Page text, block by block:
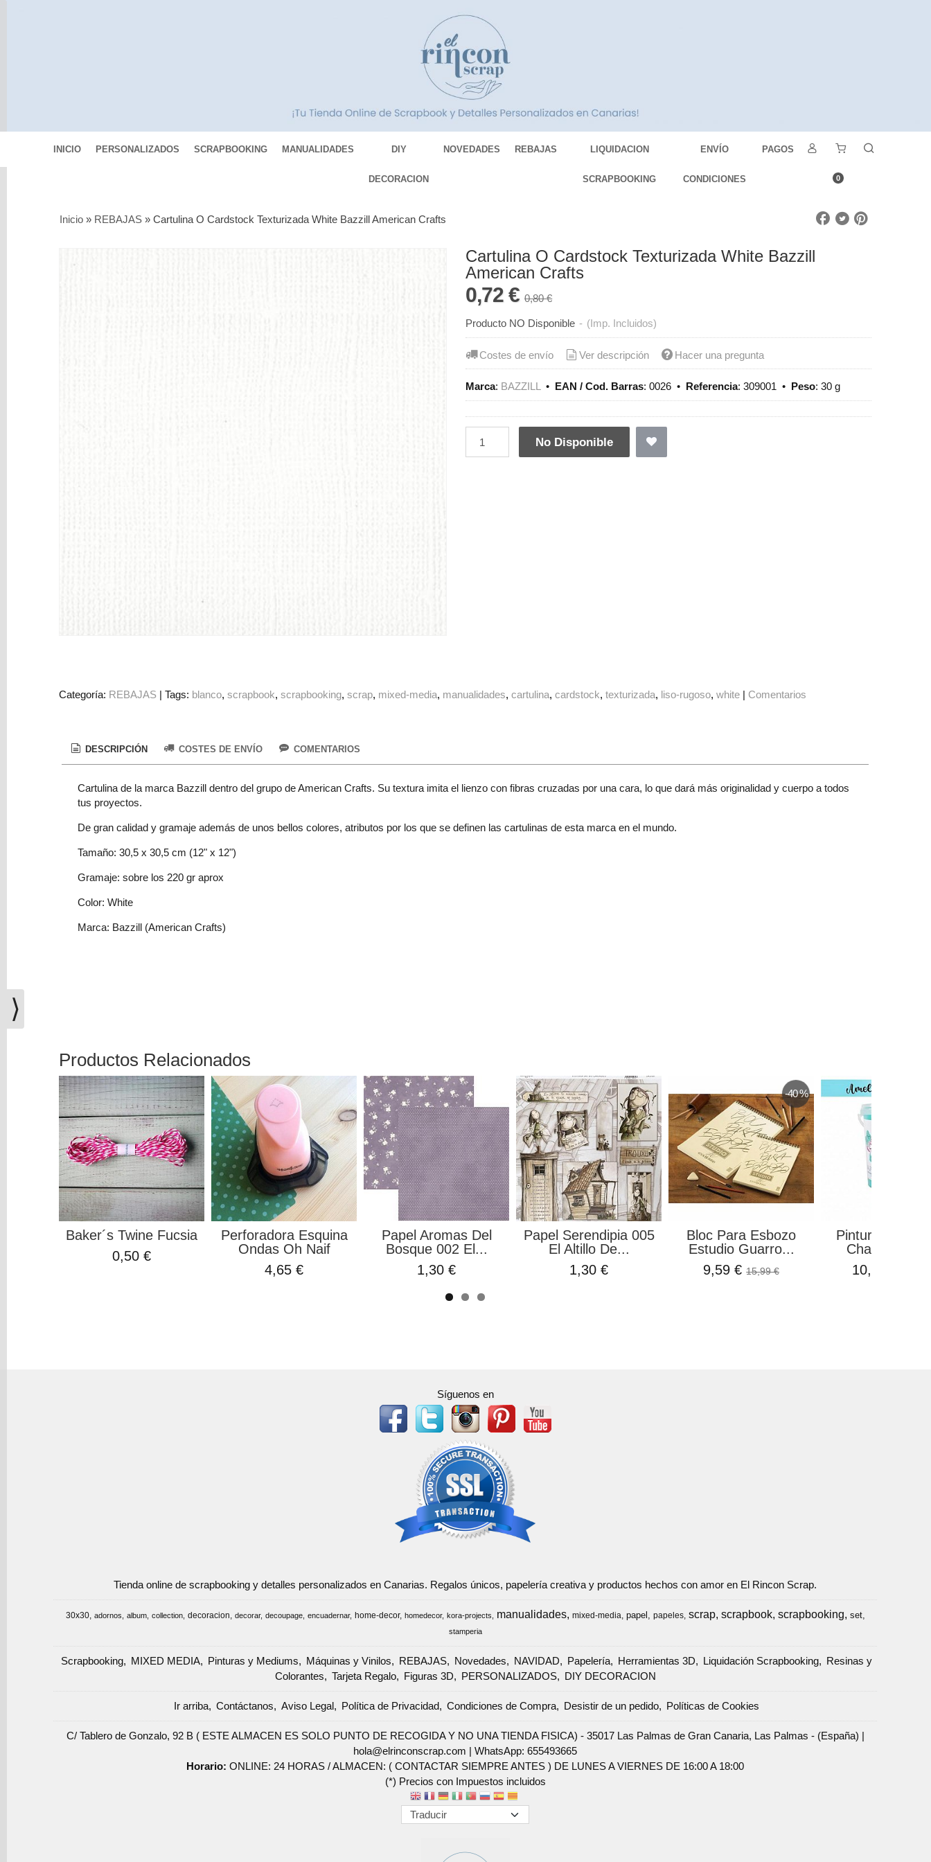
INICIO PERSONALIZADOS SCRAPBOOKING MANUALIDADES DIY
DECORACION
NOVEDADES REBAJAS LIQUIDACION
SCRAPBOOKING
ENVÍO
CONDICIONES
PAGOS
0
Figuras
Marcas
Carrito
vacío
Redes
Sociales
Instagram
Facebook
Youtube
Inicio » REBAJAS »Cartulina O Cardstock Texturizada White Bazzill American Crafts
Cartulina O Cardstock Texturizada White Bazzill
American Crafts
0,72 €0,80 €
Producto NO Disponible - (Imp. Incluidos)
Costes de envío Ver descripción Hacer una pregunta
Marca: BAZZILL • EAN / Cod. Barras:0026 • Referencia:309001 • Peso:30 g
No Disponible
Categoría: REBAJAS |Tags: blanco scrapbook scrapbooking scrap mixed-media manualidades cartulina cardstock texturizada liso-rugoso white | Comentarios
DESCRIPCIÓN COSTES DE ENVÍO COMENTARIOS
Cartulina de la marca Bazzill dentro del grupo de American Crafts. Su textura imita el lienzo con fibras cruzadas por una cara, lo que dará más originalidad y cuerpo a todos
tus proyectos.
De gran calidad y gramaje además de unos bellos colores, atributos por los que se definen las cartulinas de esta marca en el mundo.
Tamaño: 30,5 x 30,5 cm (12" x 12")
Gramaje: sobre los 220 gr aprox
Color: White
Marca: Bazzill (American Crafts)
Productos Relacionados
Baker´s Twine Fucsia
0,50 €
Perforadora Esquina
Ondas Oh Naif
4,65 €
Papel Aromas Del
Bosque 002 El...
1,30 €
Papel Serendipia 005
El Altillo De...
1,30 €
-40 %
Bloc Para Esbozo
Estudio Guarro...
9,59 €15,99 €
Pintura A La
Chalk Paint
10,50 €
Síguenos en
Tienda online de scrapbooking y detalles personalizados en Canarias. Regalos únicos, papelería creativa y productos hechos con amor en El Rincon Scrap.
30x30 adornos album collection decoracion decorar decoupage encuadernar home-decor homedecor kora-projects manualidades mixed-media papel papeles scrap scrapbook scrapbooking set
stamperia
Scrapbooking MIXED MEDIA Pinturas y Mediums Máquinas y Vinilos REBAJAS Novedades NAVIDAD Papelería Herramientas 3D Liquidación Scrapbooking
Resinas y
Colorantes
Tarjeta Regalo Figuras 3D PERSONALIZADOS DIY DECORACION
Ir arriba Contáctanos Aviso Legal Política de Privacidad Condiciones de Compra Desistir de un pedido Políticas de Cookies
C/ Tablero de Gonzalo, 92 B ( ESTE ALMACEN ES SOLO PUNTO DE RECOGIDA Y NO UNA TIENDA FISICA) - 35017 Las Palmas de Gran Canaria, Las Palmas - (España) |
hola@elrinconscrap.com |WhatsApp: 655493665
Horario:ONLINE: 24 HORAS / ALMACEN: ( CONTACTAR SIEMPRE ANTES ) DE LUNES A VIERNES DE 16:00 A 18:00
(*) Precios con Impuestos incluidos
⟩